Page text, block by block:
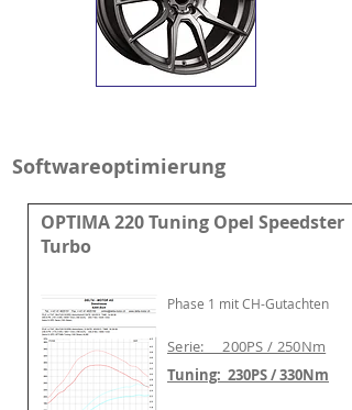
Softwareoptimierung
OPTIMA 220 Tuning Opel Speedster
Turbo
Phase 1 mit CH-Gutachten
Serie: 200PS / 250Nm
Tuning: 230PS / 330Nm